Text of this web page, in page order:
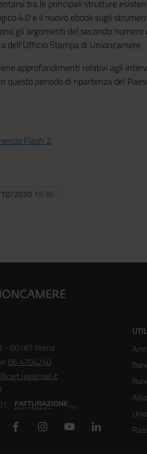
tra le prin­ci­pa­li strut­tu­re
4.0 e il nuovo ebook sugli
gli argomenti del secondo
dell'Ufficio Stampa di Unioncamere.
approfondimenti relativi agli
questo periodo di ripartenza del
Flash 2
2020 15:36
- 00187 Roma
06 4704240
Twitter Facebook Instagram YouTube
2